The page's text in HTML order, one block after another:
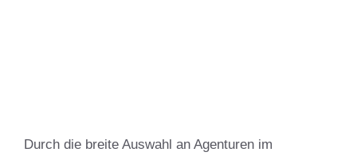
Durch die breite Auswahl an Agenturen im